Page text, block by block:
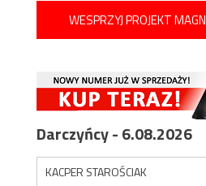
WESPRZYJ PROJEKT
Darczyńcy - 6.08.2026
KACPER STAROŚCIAK